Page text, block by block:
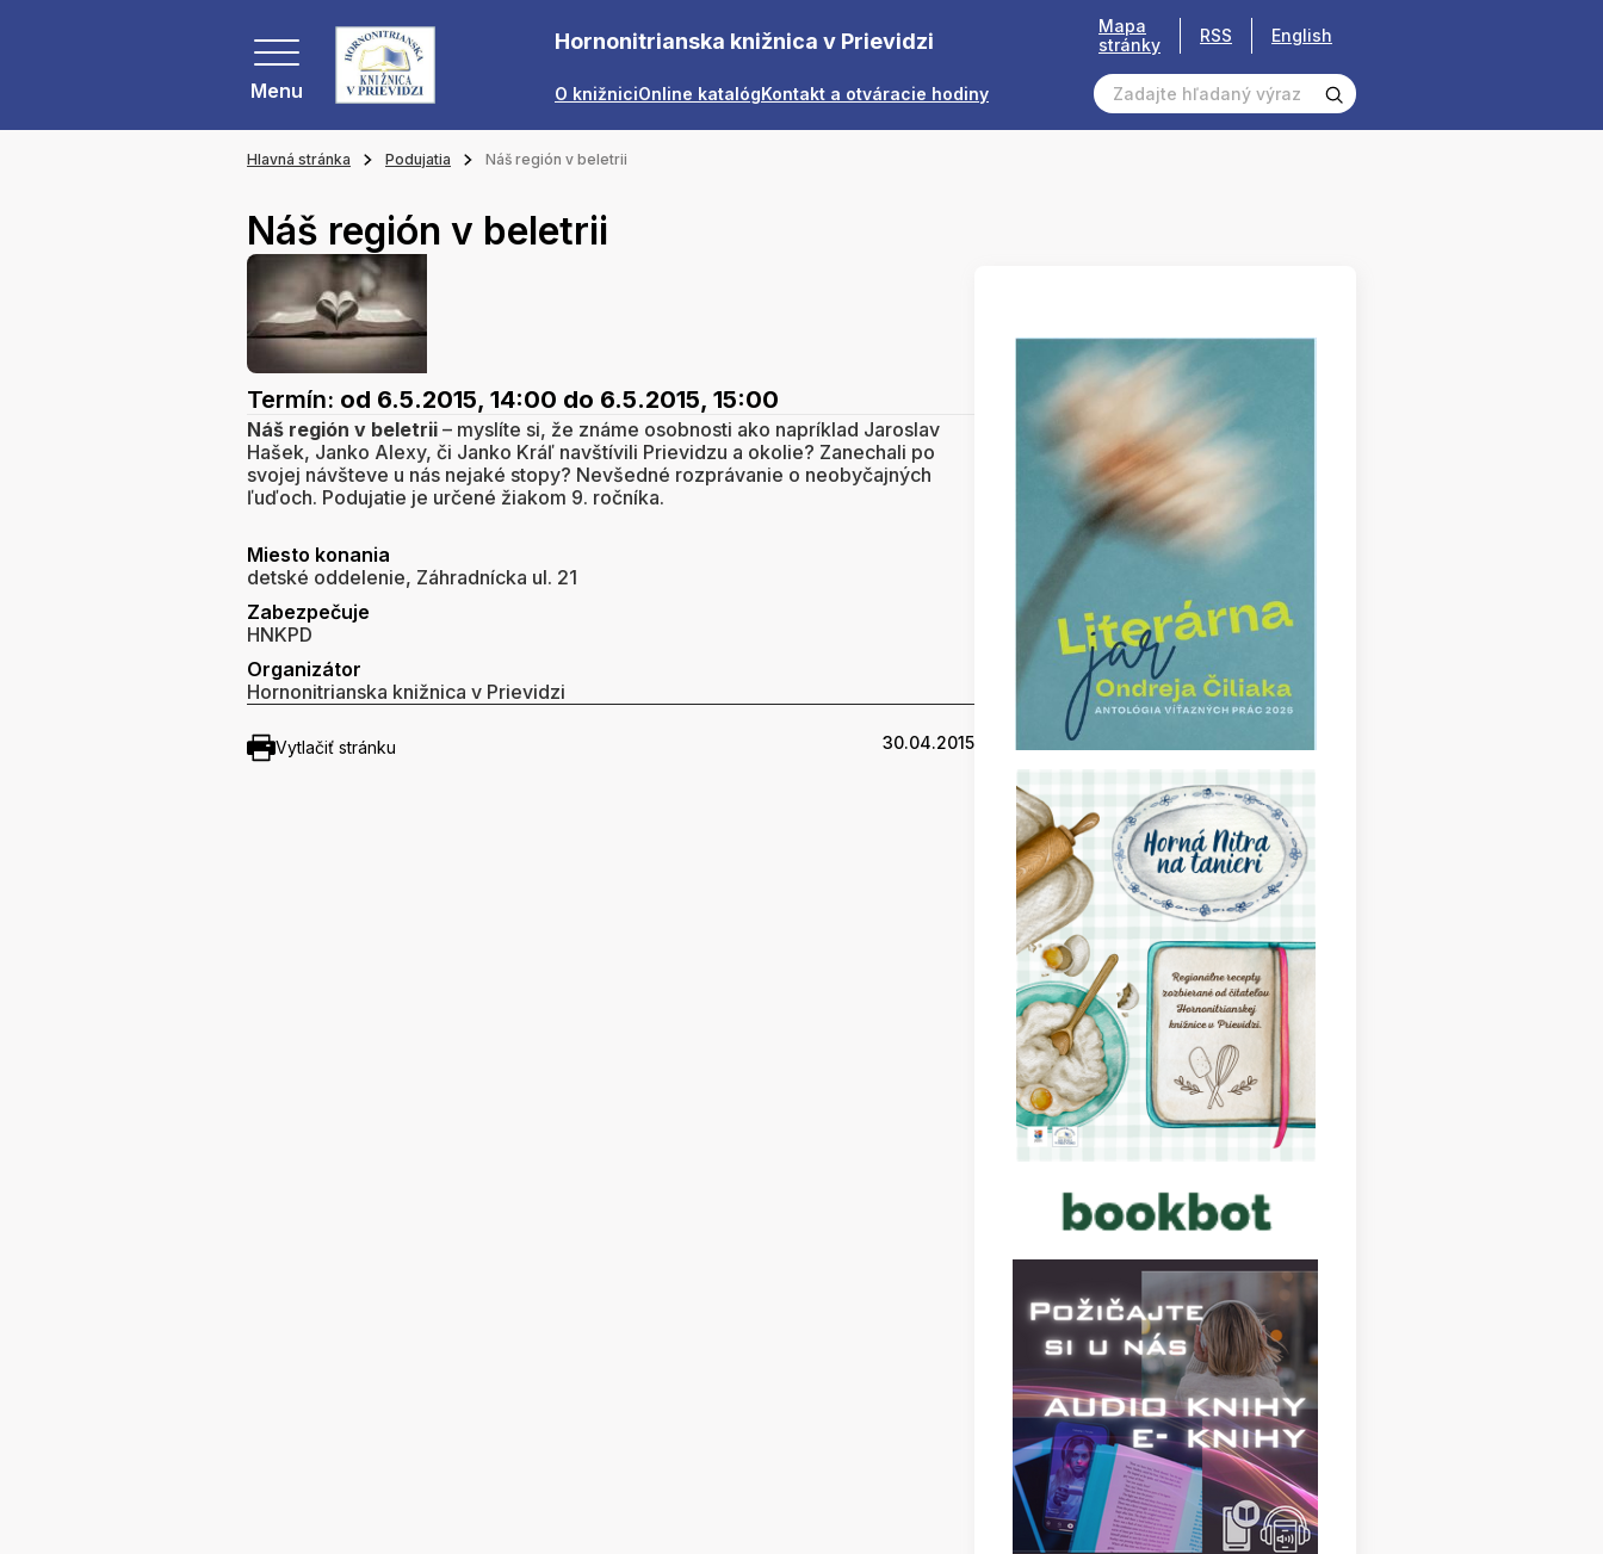
Menu
Hornonitrianska knižnica v Prievidzi
O knižniciOnline katalógKontakt a otváracie hodiny
Mapa
stránky
RSS English
Hlavná stránka Podujatia Náš región v beletrii
Náš región v beletrii
Termín: od 6.5.2015, 14:00 do 6.5.2015, 15:00
Náš región v beletrii – myslíte si, že známe osobnosti ako napríklad Jaroslav
Hašek, Janko Alexy, či Janko Kráľ navštívili Prievidzu a okolie? Zanechali po
svojej návšteve u nás nejaké stopy? Nevšedné rozprávanie o neobyčajných
ľuďoch. Podujatie je určené žiakom 9. ročníka.
Miesto konania
detské oddelenie, Záhradnícka ul. 21
Zabezpečuje
HNKPD
Organizátor
Hornonitrianska knižnica v Prievidzi
Vytlačiť stránku 30.04.2015